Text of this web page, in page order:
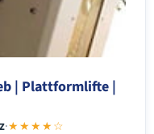
| Plattformlifte |
·★★★★☆